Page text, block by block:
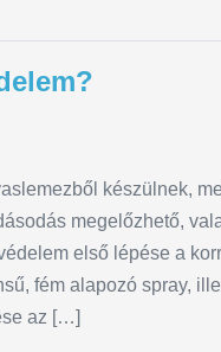
készülnek,
megelőzhető,
első lépése a
fém alapozó spray,
az […]